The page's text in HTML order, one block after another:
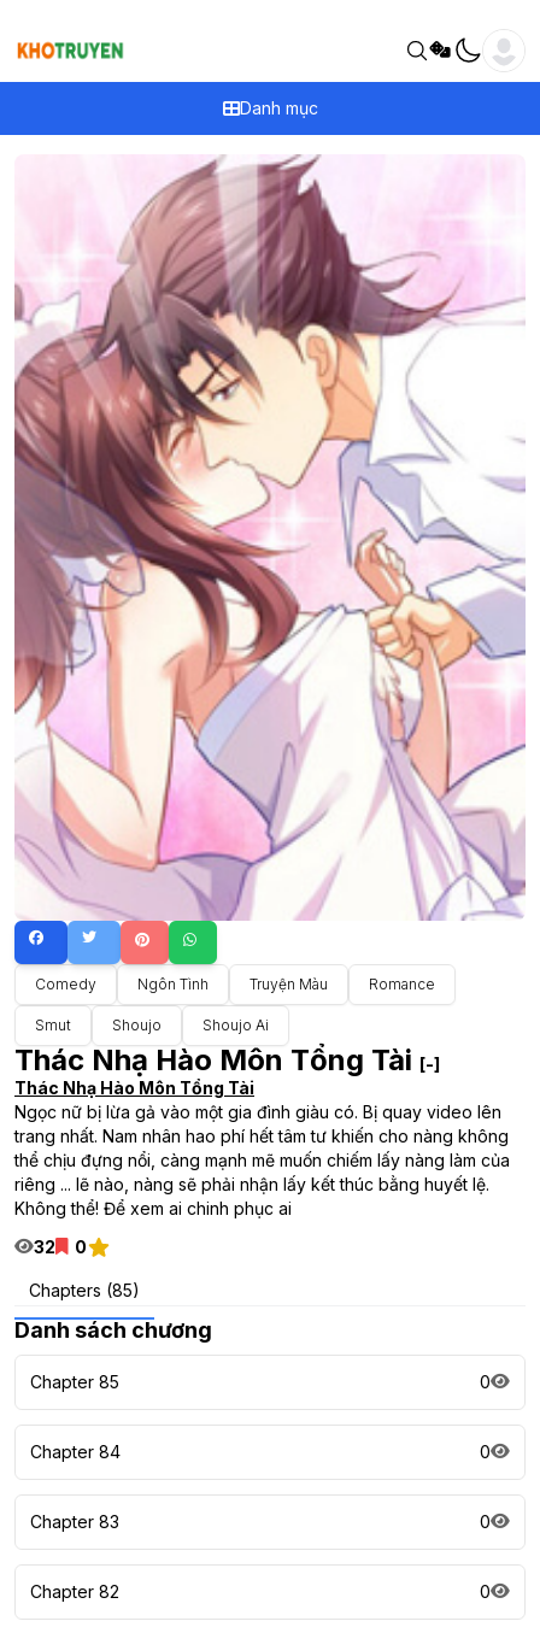
Danh mục
Comedy Ngôn Tình Truyện Màu Romance
Smut Shoujo Shoujo Ai
Thác Nhạ Hào Môn Tổng Tài [-]
Thác Nhạ Hào Môn Tổng Tài
Ngọc nữ bị lừa gả vào một gia đình giàu có. Bị quay video lên
trang nhất. Nam nhân hao phí hết tâm tư khiến cho nàng không
thể chịu đựng nổi, càng mạnh mẽ muốn chiếm lấy nàng làm của
riêng ... lẽ nào, nàng sẽ phải nhận lấy kết thúc bằng huyết lệ.
Không thể! Để xem ai chinh phục ai
32
0
Chapters (85)
Danh sách chương
Chapter 85 0
Chapter 84 0
Chapter 83 0
Chapter 82 0